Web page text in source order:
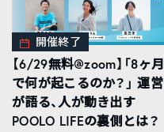
開催終了
【6/29無料@zoom】「8ヶ月
で何が起こるのか？」 運営
が語る、人が動き出す
POOLO LIFEの裏側とは？